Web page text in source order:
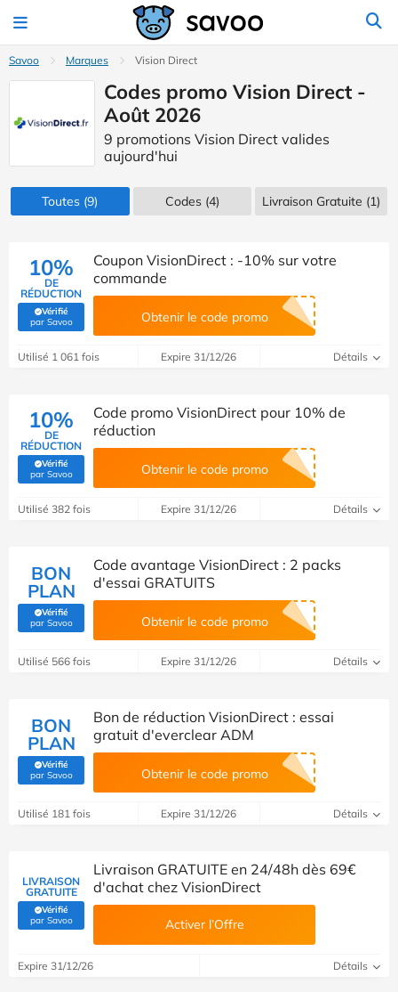
Savoo Marques Vision Direct
Codes promo Vision Direct -
Août 2026
9 promotions Vision Direct valides
aujourd'hui
Toutes (9) Codes(4) Livraison Gratuite (1)
10%
DE
RÉDUCTION
Vérifié
par Savoo(Vérifié par Savoo)
Coupon VisionDirect : -10% sur votre
commande
Obtenir le code promo
Utilisé 1 061 fois Expire 31/12/26 Détails
10%
DE
RÉDUCTION
Vérifié
par Savoo(Vérifié par Savoo)
Code promo VisionDirect pour 10% de
réduction
Obtenir le code promo
Utilisé 382 fois Expire 31/12/26 Détails
BON
PLAN
Vérifié
par Savoo(Vérifié par Savoo)
Code avantage VisionDirect : 2 packs
d'essai GRATUITS
Obtenir le code promo
Utilisé 566 fois Expire 31/12/26 Détails
BON
PLAN
Vérifié
par Savoo(Vérifié par Savoo)
Bon de réduction VisionDirect : essai
gratuit d'everclear ADM
Obtenir le code promo
Utilisé 181 fois Expire 31/12/26 Détails
LIVRAISON
GRATUITE
Vérifié
par Savoo(Vérifié par Savoo)
Livraison GRATUITE en 24/48h dès 69€
d'achat chez VisionDirect
Activer l’Offre
Expire 31/12/26 Détails